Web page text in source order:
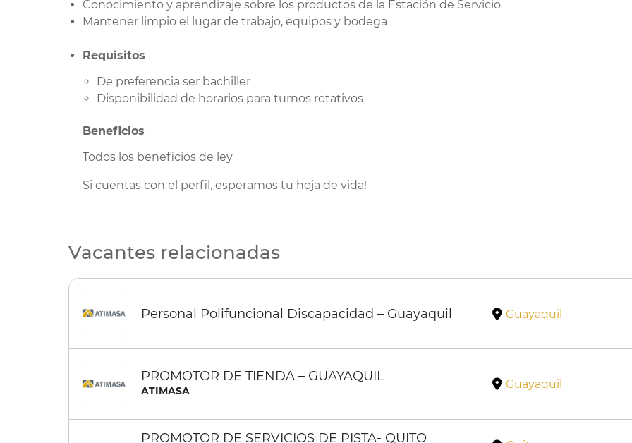
Conocimiento y aprendizaje sobre los productos de la Estación de Servicio
Mantener limpio el lugar de trabajo, equipos y bodega
Requisitos
De preferencia ser bachiller
Disponibilidad de horarios para turnos rotativos
Beneficios
Todos los beneficios de ley
Si cuentas con el perfil, esperamos tu hoja de vida!
Vacantes relacionadas
Personal Polifuncional Discapacidad – Guayaquil Guayaquil
PROMOTOR DE TIENDA – GUAYAQUIL
ATIMASA
Guayaquil
PROMOTOR DE SERVICIOS DE PISTA- QUITO